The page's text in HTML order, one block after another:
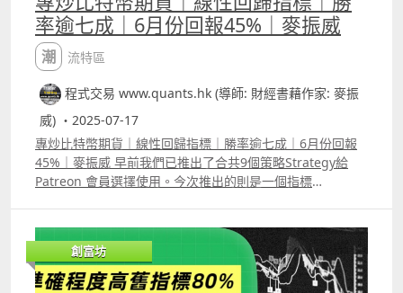
率逾七成｜6月份回報45%｜麥振威
潮流特區
程式交易 www.quants.hk (導師: 財經書藉作家: 麥振
威) ・2025-07-17
專炒比特幣期貨｜線性回歸指標｜勝率逾七成｜6月份回報
45%｜麥振威 早前我們已推出了合共9個策略Strategy給
Patreon 會員選擇使用。今次推出的則是一個指標
Perpetual，勝率逾七成，回報有45%。用5萬港元本金，獲
利約23000港元已扣除交易費用及資金費用 可在以下連結參
考指標資料
創富坊